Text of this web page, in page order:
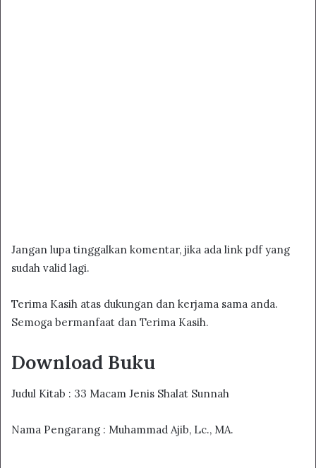
Jangan lupa tinggalkan komentar, jika ada link pdf yang
sudah valid lagi.
Terima Kasih atas dukungan dan kerjama sama anda.
Semoga bermanfaat dan Terima Kasih.
Download Buku
Judul Kitab : 33 Macam Jenis Shalat Sunnah
Nama Pengarang : Muhammad Ajib, Lc., MA.